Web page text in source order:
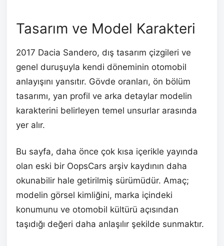
Tasarım ve Model Karakteri
2017 Dacia Sandero, dış tasarım çizgileri ve
genel duruşuyla kendi döneminin otomobil
anlayışını yansıtır. Gövde oranları, ön bölüm
tasarımı, yan profil ve arka detaylar modelin
karakterini belirleyen temel unsurlar arasında
yer alır.
Bu sayfa, daha önce çok kısa içerikle yayında
olan eski bir OopsCars arşiv kaydının daha
okunabilir hale getirilmiş sürümüdür. Amaç;
modelin görsel kimliğini, marka içindeki
konumunu ve otomobil kültürü açısından
taşıdığı değeri daha anlaşılır şekilde sunmaktır.